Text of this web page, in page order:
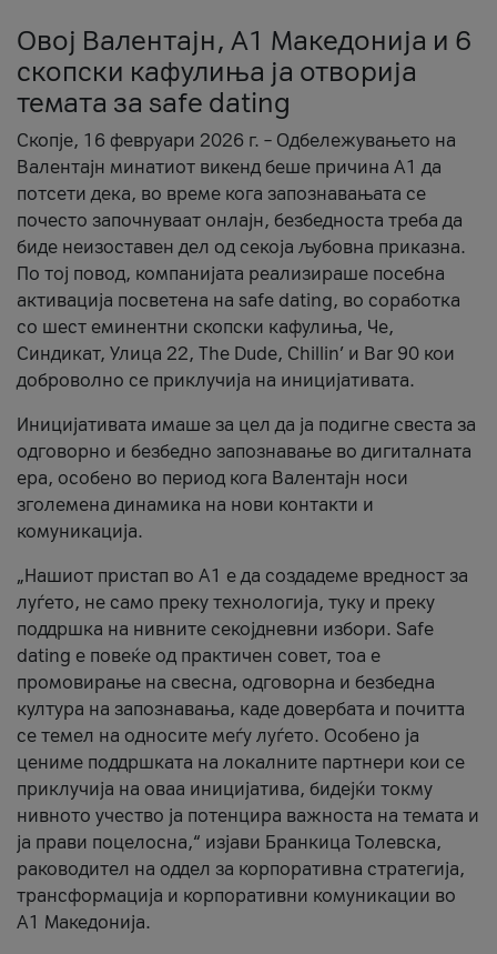
Овој Валентајн, A1 Македонија и 6
скопски кафулиња ја отворија
темата за safe dating
Скопје, 16 февруари 2026 г. – Одбележувањето на
Валентајн минатиот викенд беше причина А1 да
потсети дека, во време кога запознавањата се
почесто започнуваат онлајн, безбедноста треба да
биде неизоставен дел од секоја љубовна приказна.
По тој повод, компанијата реализираше посебна
активација посветена на safe dating, во соработка
со шест еминентни скопски кафулиња, Че,
Синдикат, Улица 22, The Dude, Chillin’ и Bar 90 кои
доброволно се приклучија на иницијативата.
Иницијативата имаше за цел да ја подигне свеста за
одговорно и безбедно запознавање во дигиталната
ера, особено во период кога Валентајн носи
зголемена динамика на нови контакти и
комуникација.
„Нашиот пристап во А1 е да создадеме вредност за
луѓето, не само преку технологија, туку и преку
поддршка на нивните секојдневни избори. Safe
dating е повеќе од практичен совет, тоа е
промовирање на свесна, одговорна и безбедна
култура на запознавања, каде довербата и почитта
се темел на односите меѓу луѓето. Особено ја
цениме поддршката на локалните партнери кои се
приклучија на оваа иницијатива, бидејќи токму
нивното учество ја потенцира важноста на темата и
ја прави поцелосна,“ изјави Бранкица Толевска,
раководител на оддел за корпоративна стратегија,
трансформација и корпоративни комуникации во
А1 Македонија.